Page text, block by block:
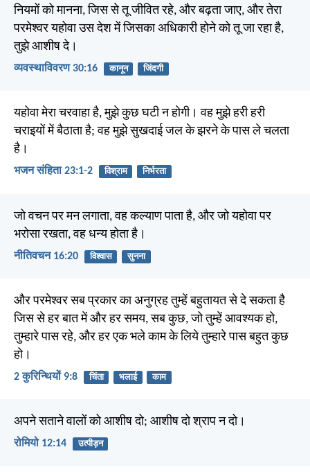
नियमों को मानना, जिस से तू जीवित रहे, और बढ़ता जाए, और तेरा
परमेश्वर यहोवा उस देश में जिसका अधिकारी होने को तू जा रहा है,
तुझे आशीष दे।
व्यवस्थाविवरण 30:16 कानून जिंदगी
यहोवा मेरा चरवाहा है, मुझे कुछ घटी न होगी। वह मुझे हरी हरी
चराइयों में बैठाता है; वह मुझे सुखदाई जल के झरने के पास ले चलता
है।
भजन संहिता 23:1-2 विश्राम निर्भरता
जो वचन पर मन लगाता, वह कल्याण पाता है, और जो यहोवा पर
भरोसा रखता, वह धन्य होता है।
नीतिवचन 16:20 विश्वास सुनना
और परमेश्वर सब प्रकार का अनुग्रह तुम्हें बहुतायत से दे सकता है
जिस से हर बात में और हर समय, सब कुछ, जो तुम्हें आवश्यक हो,
तुम्हारे पास रहे, और हर एक भले काम के लिये तुम्हारे पास बहुत कुछ
हो।
2 कुरिन्थियों 9:8 चिंता भलाई काम
अपने सताने वालों को आशीष दो; आशीष दो श्राप न दो।
रोमियो 12:14 उत्पीड़न